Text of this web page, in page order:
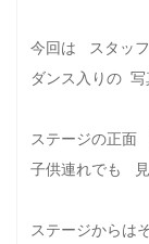
今回は スタッ
ダンス入りの
ステージの正面
子供連れでも
ステージからは